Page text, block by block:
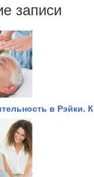
записи
в Рэйки.